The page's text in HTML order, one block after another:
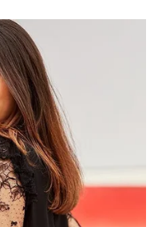
Ми з Голді взагалі
норми. Зате ми
тільки 2 відсотки